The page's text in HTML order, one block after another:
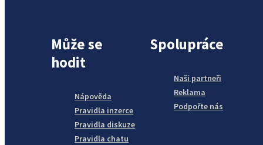
Může se
hodit
Nápověda
Pravidla inzerce
Pravidla diskuze
Pravidla chatu
Spolupráce
Naši partneři
Reklama
Podpořte nás